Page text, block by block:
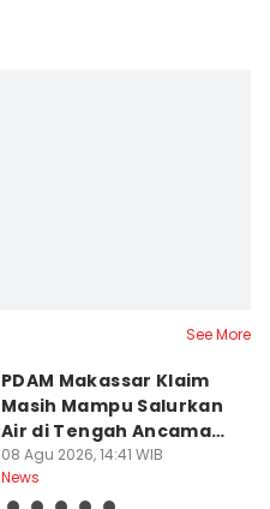
See More
PDAM Makassar Klaim
Masih Mampu Salurkan
Air di Tengah Ancaman
Kekeringan
08 Agu 2026, 14:41 WIB
News